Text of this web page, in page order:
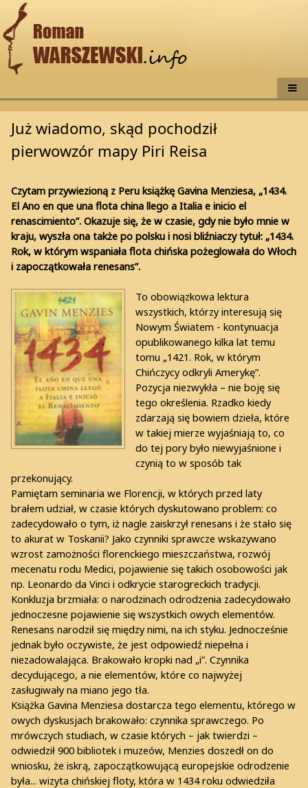
Już wiadomo, skąd pochodził
pierwowzór mapy Piri Reisa
Czytam przywiezioną z Peru książkę Gavina Menziesa, „1434.
El Ano en que una flota china llego a Italia e inicio el
renascimiento”. Okazuje się, że w czasie, gdy nie było mnie w
kraju, wyszła ona także po polsku i nosi bliźniaczy tytuł: „1434.
Rok, w którym wspaniała flota chińska pożeglowała do Włoch
i zapoczątkowała renesans”.
To obowiązkowa lektura
wszystkich, którzy interesują się
Nowym Światem - kontynuacja
opublikowanego kilka lat temu
tomu „1421. Rok, w którym
Chińczycy odkryli Amerykę”.
Pozycja niezwykła – nie boję się
tego określenia. Rzadko kiedy
zdarzają się bowiem dzieła, które
w takiej mierze wyjaśniają to, co
do tej pory było niewyjaśnione i
czynią to w sposób tak
przekonujący.
Pamiętam seminaria we Florencji, w których przed laty
brałem udział, w czasie których dyskutowano problem: co
zadecydowało o tym, iż nagle zaiskrzył renesans i że stało się
to akurat w Toskanii? Jako czynniki sprawcze wskazywano
wzrost zamożności florenckiego mieszczaństwa, rozwój
mecenatu rodu Medici, pojawienie się takich osobowości jak
np. Leonardo da Vinci i odkrycie starogreckich tradycji.
Konkluzja brzmiała: o narodzinach odrodzenia zadecydowało
jednoczesne pojawienie się wszystkich owych elementów.
Renesans narodził się między nimi, na ich styku. Jednocześnie
jednak było oczywiste, że jest odpowiedź niepełna i
niezadowalająca. Brakowało kropki nad „i”. Czynnika
decydującego, a nie elementów, które co najwyżej
zasługiwały na miano jego tła.
Książka Gavina Menziesa dostarcza tego elementu, którego w
owych dyskusjach brakowało: czynnika sprawczego. Po
mrówczych studiach, w czasie których – jak twierdzi –
odwiedził 900 bibliotek i muzeów, Menzies doszedł on do
wniosku, że iskrą, zapoczątkowującą europejskie odrodzenie
była... wizyta chińskiej floty, która w 1434 roku odwiedziła